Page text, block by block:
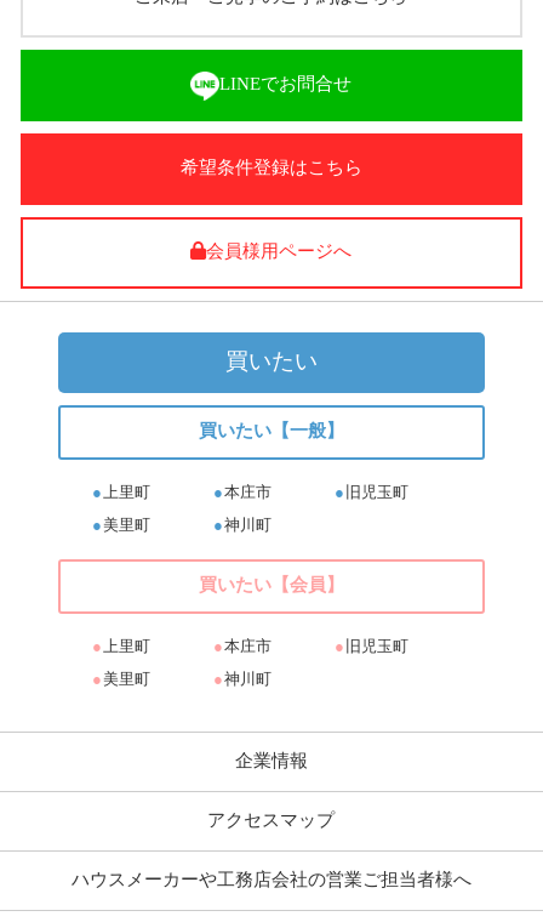
LINEでお問合せ
希望条件登録はこちら
会員様用ページへ
買いたい
買いたい【一般】
上里町 本庄市
旧児玉町
美里町
神川町
買いたい【会員】
上里町 本庄市
旧児玉町
美里町
神川町
企業情報
アクセスマップ
ハウスメーカーや工務店会社の営業ご担当者様へ